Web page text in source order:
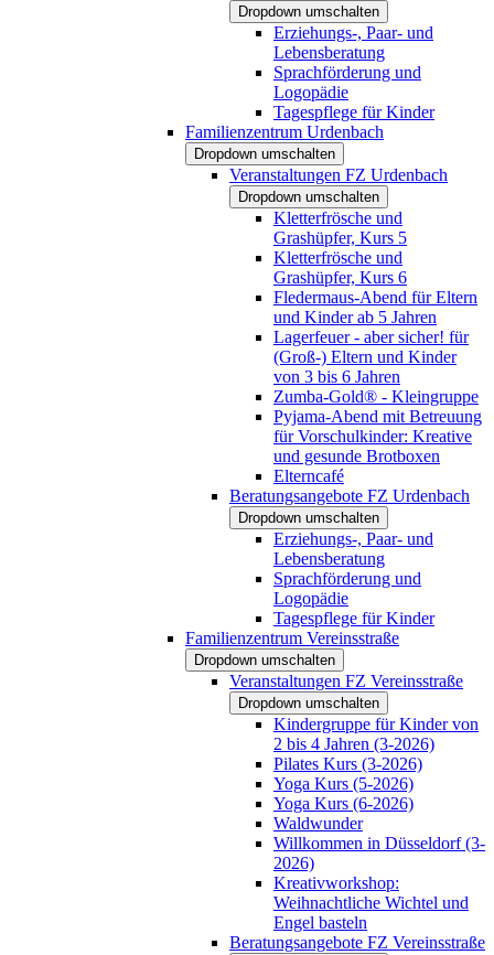
Dropdown umschalten
Erziehungs-, Paar- und
Lebensberatung
Sprachförderung und
Logopädie
Tagespflege für Kinder
Familienzentrum Urdenbach
Dropdown umschalten
Veranstaltungen FZ Urdenbach
Dropdown umschalten
Kletterfrösche und
Grashüpfer, Kurs 5
Kletterfrösche und
Grashüpfer, Kurs 6
Fledermaus-Abend für Eltern
und Kinder ab 5 Jahren
Lagerfeuer - aber sicher! für
(Groß-) Eltern und Kinder
von 3 bis 6 Jahren
Zumba-Gold® - Kleingruppe
Pyjama-Abend mit Betreuung
für Vorschulkinder: Kreative
und gesunde Brotboxen
Elterncafé
Beratungsangebote FZ Urdenbach
Dropdown umschalten
Erziehungs-, Paar- und
Lebensberatung
Sprachförderung und
Logopädie
Tagespflege für Kinder
Familienzentrum Vereinsstraße
Dropdown umschalten
Veranstaltungen FZ Vereinsstraße
Dropdown umschalten
Kindergruppe für Kinder von
2 bis 4 Jahren (3-2026)
Pilates Kurs (3-2026)
Yoga Kurs (5-2026)
Yoga Kurs (6-2026)
Waldwunder
Willkommen in Düsseldorf (3-
2026)
Kreativworkshop:
Weihnachtliche Wichtel und
Engel basteln
Beratungsangebote FZ Vereinsstraße